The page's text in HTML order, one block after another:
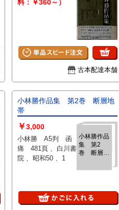
料：￥360～）
古本配達本舗
小林勝作品集 第2巻 断層地
帯
小林勝作品
集 第2
巻 断層地
￥3,000
小林勝 A5判 函
痛 481頁 、白川書
院 、昭和50 、1